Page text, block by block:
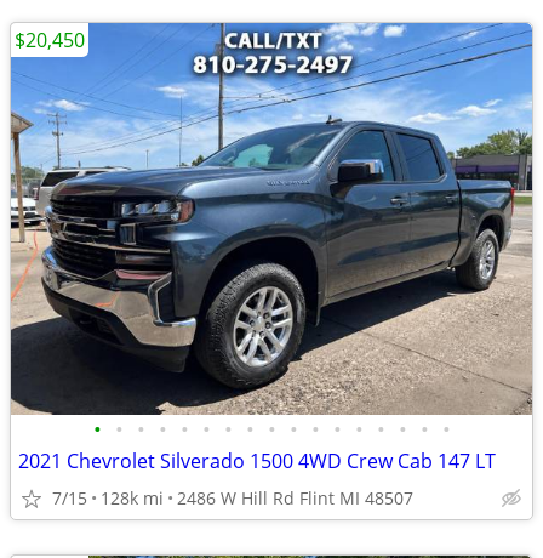
• • • • • • • • • • • • • • • • •
2021 Chevrolet Silverado 1500 4WD Crew Cab 147 LT
7/15 128k mi 2486 W Hill Rd Flint MI 48507
$20,450